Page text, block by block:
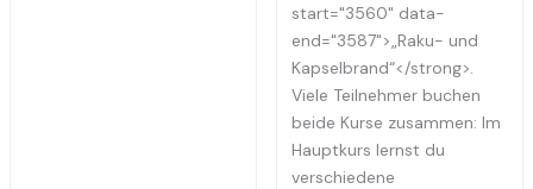
start="3560" data-
end="3587">„Raku- und
Kapselbrand“</strong>.
Viele Teilnehmer buchen
beide Kurse zusammen: Im
Hauptkurs lernst du
verschiedene